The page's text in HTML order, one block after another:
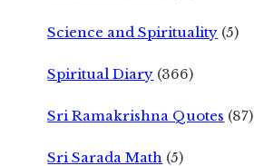
Science and Spirituality (5)
Spiritual Diary (366)
Sri Ramakrishna Quotes (87)
Sri Sarada Math (5)